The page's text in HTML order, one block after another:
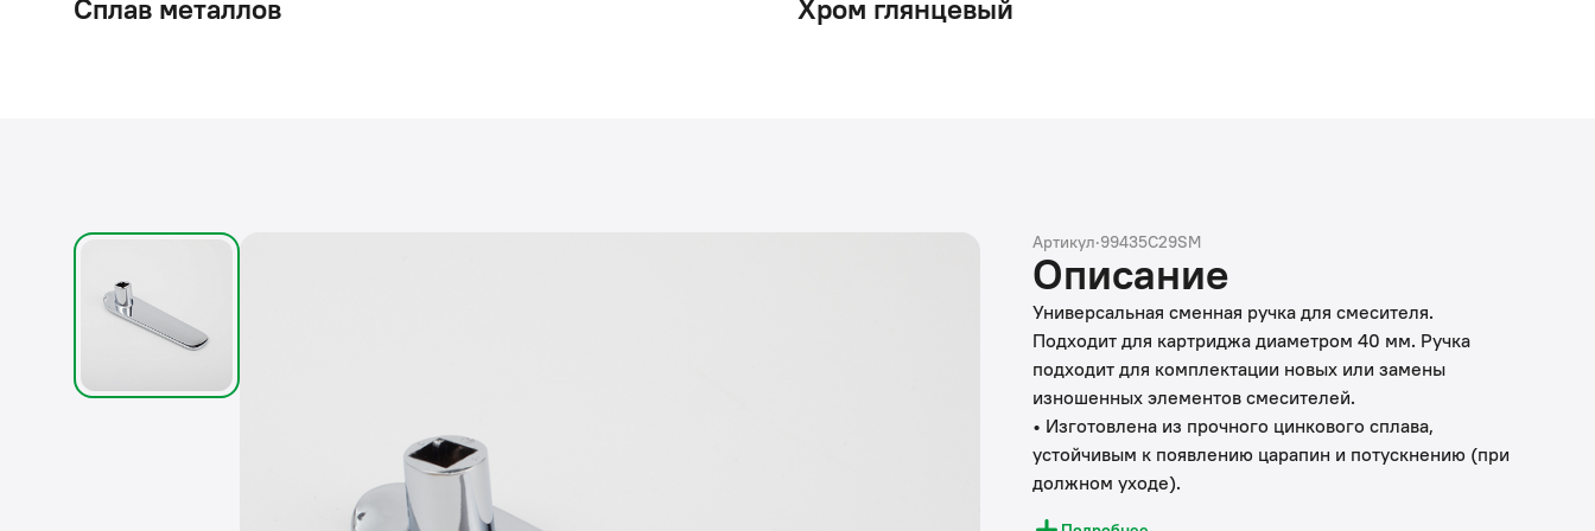
Сплав металлов Хром глянцевый
Артикул·99435C29SM
Описание
Универсальная сменная ручка для смесителя.
Подходит для картриджа диаметром 40 мм. Ручка
подходит для комплектации новых или замены
изношенных элементов смесителей.
• Изготовлена из прочного цинкового сплава,
устойчивым к появлению царапин и потускнению (при
должном уходе).